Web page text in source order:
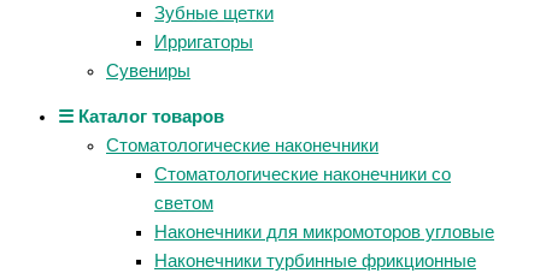
Зубные щетки
Ирригаторы
Сувениры
☰ Каталог товаров
Стоматологические наконечники
Стоматологические наконечники со
светом
Наконечники для микромоторов угловые
Наконечники турбинные фрикционные